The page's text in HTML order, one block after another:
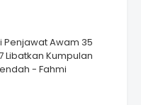
Penjawat Awam 35
Libatkan Kumpulan
- Fahmi